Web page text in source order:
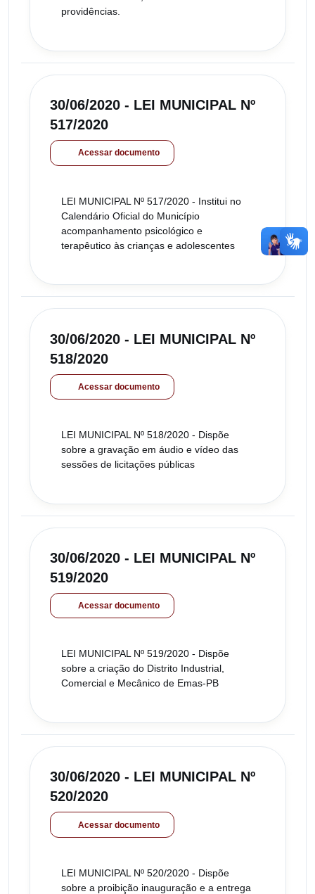
providências.
30/06/2020 - LEI MUNICIPAL Nº
517/2020
Acessar documento
LEI MUNICIPAL Nº 517/2020 - Institui no
Calendário Oficial do Município
acompanhamento psicológico e
terapêutico às crianças e adolescentes
30/06/2020 - LEI MUNICIPAL Nº
518/2020
Acessar documento
LEI MUNICIPAL Nº 518/2020 - Dispõe
sobre a gravação em áudio e vídeo das
sessões de licitações públicas
30/06/2020 - LEI MUNICIPAL Nº
519/2020
Acessar documento
LEI MUNICIPAL Nº 519/2020 - Dispõe
sobre a criação do Distrito Industrial,
Comercial e Mecânico de Emas-PB
30/06/2020 - LEI MUNICIPAL Nº
520/2020
Acessar documento
LEI MUNICIPAL Nº 520/2020 - Dispõe
sobre a proibição inauguração e a entrega